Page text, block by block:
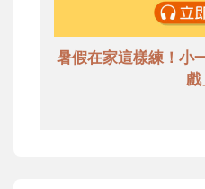
暑假在家這樣練！小
戲